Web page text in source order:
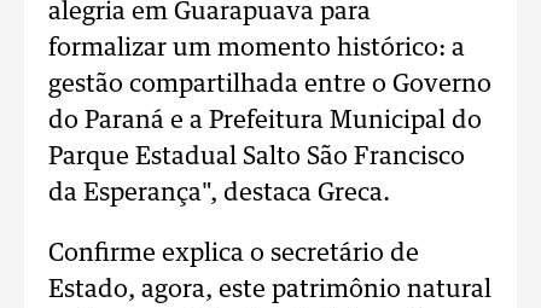
alegria em Guarapuava para
formalizar um momento histórico: a
gestão compartilhada entre o Governo
do Paraná e a Prefeitura Municipal do
Parque Estadual Salto São Francisco
da Esperança", destaca Greca.
Confirme explica o secretário de
Estado, agora, este patrimônio natural